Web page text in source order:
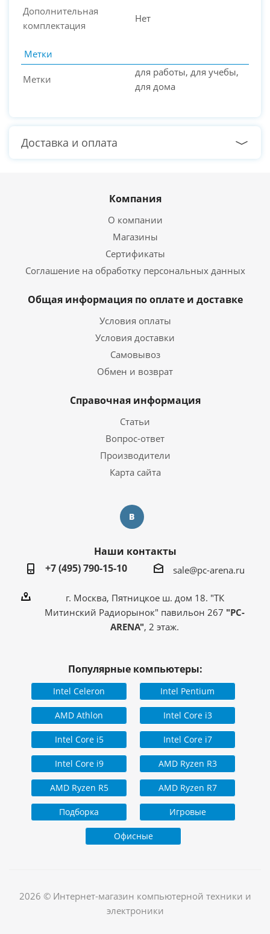
Дополнительная
комплектация
Нет
Метки
Метки
для работы, для учебы,
для дома
Доставка и оплата
Компания
О компании
Магазины
Сертификаты
Соглашение на обработку персональных данных
Общая информация по оплате и доставке
Условия оплаты
Условия доставки
Самовывоз
Обмен и возврат
Справочная информация
Статьи
Вопрос-ответ
Производители
Карта сайта
Наши контакты
+7 (495) 790-15-10
sale@pc-arena.ru
г. Москва, Пятницкое ш. дом 18. "ТК
Митинский Радиорынок" павильон 267 "PC-
ARENA", 2 этаж.
Популярные компьютеры:
Intel Celeron Intel Pentium
AMD Athlon Intel Core i3
Intel Core i5 Intel Core i7
Intel Core i9 AMD Ryzen R3
AMD Ryzen R5 AMD Ryzen R7
Подборка Игровые
Офисные
2026 © Интернет-магазин компьютерной техники и
электроники